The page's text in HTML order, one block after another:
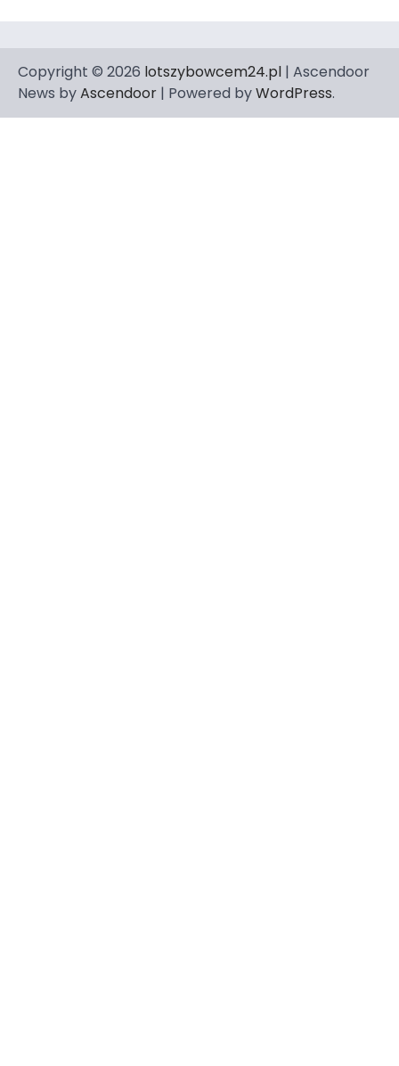
Copyright © 2026 lotszybowcem24.pl | Ascendoor
News byAscendoor | Powered byWordPress.